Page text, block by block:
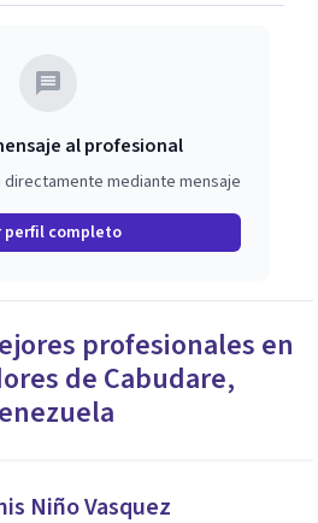
al profesional
directamente mediante mensaje
perfil completo
profesionales en
de Cabudare,
Niño Vasquez